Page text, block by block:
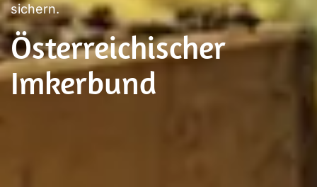
sichern.
Österreichischer
Imkerbund